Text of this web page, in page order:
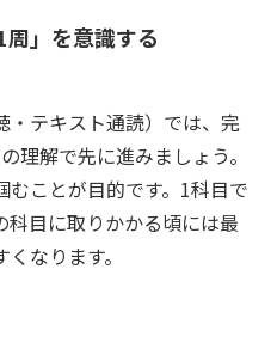
」を意識する
テキスト通読）では、完
理解で先に進みましょう。
ことが目的です。1科目で
目に取りかかる頃には最
なります。